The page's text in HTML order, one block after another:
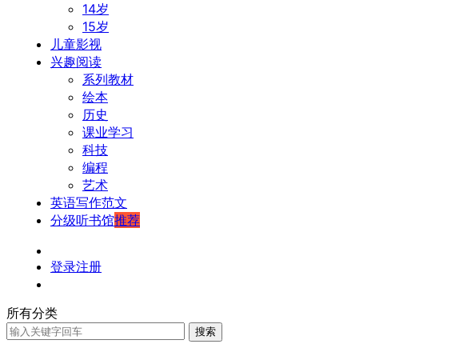
14岁
15岁
儿童影视
兴趣阅读
系列教材
绘本
历史
课业学习
科技
编程
艺术
英语写作范文
分级听书馆推荐
登录注册
所有分类
搜索